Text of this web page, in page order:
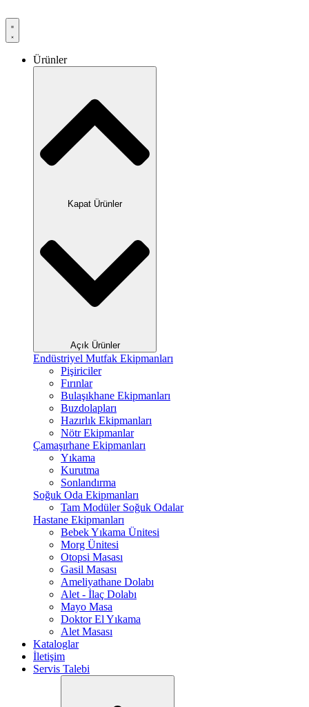
Ürünler
Kapat Ürünler
Açık Ürünler
Endüstriyel Mutfak Ekipmanları
Pişiriciler
Fırınlar
Bulaşıkhane Ekipmanları
Buzdolapları
Hazırlık Ekipmanları
Nötr Ekipmanlar
Çamaşırhane Ekipmanları
Yıkama
Kurutma
Sonlandırma
Soğuk Oda Ekipmanları
Tam Modüler Soğuk Odalar
Hastane Ekipmanları
Bebek Yıkama Ünitesi
Morg Ünitesi
Otopsi Masası
Gasil Masası
Ameliyathane Dolabı
Alet - İlaç Dolabı
Mayo Masa
Doktor El Yıkama
Alet Masası
Kataloglar
İletişim
Servis Talebi